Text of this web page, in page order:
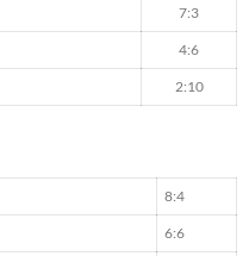
7:3
4:6
2:10
8:4
6:6